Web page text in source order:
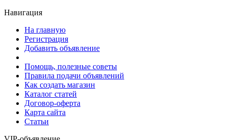
Навигация
На главную
Регистрация
Добавить объявление
Помощь, полезные советы
Правила подачи объявлений
Как создать магазин
Каталог статей
Договор-оферта
Карта сайта
Статьи